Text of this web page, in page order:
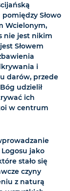
Słowo
Wcielonym,
nie jest nikim
Słowem
i
darów, przede
udzielił
ich
w centrum
Logosu jako
stało się
czyny
z naturą